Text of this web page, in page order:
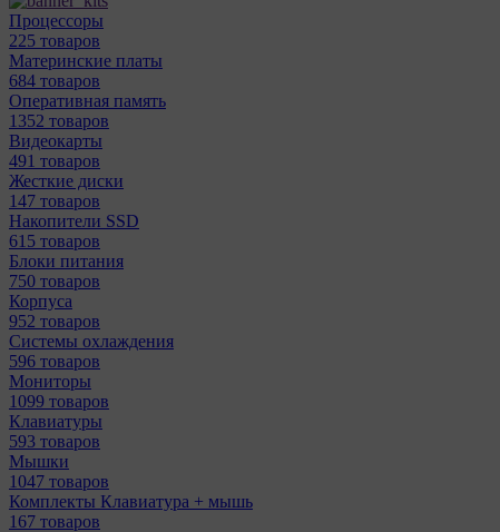
Процессоры
225 товаров
Материнcкие платы
684 товаров
Оперативная память
1352 товаров
Видеокарты
491 товаров
Жесткие диски
147 товаров
Накопители SSD
615 товаров
Блоки питания
750 товаров
Корпуса
952 товаров
Системы охлаждения
596 товаров
Мониторы
1099 товаров
Клавиатуры
593 товаров
Мышки
1047 товаров
Комплекты Клавиатура + мышь
167 товаров